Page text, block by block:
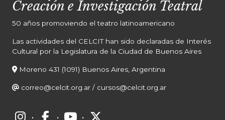
Creación e Investigación Teatral
50 años promoviendo el teatro latinoamericano
Las actividades del CELCIT han sido declaradas de Interés
Cultural por la Legislatura de la Ciudad de Buenos Aires
Moreno 431 (1091) Buenos Aires, Argentina
correo@celcit.org.ar / cursos@celcit.org.ar
· · ·